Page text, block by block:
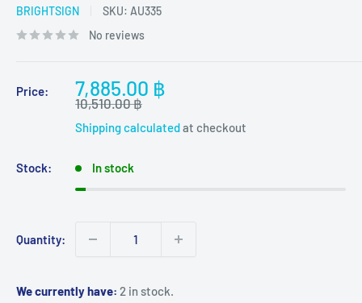
BRIGHTSIGN SKU: AU335
No reviews
Price:
Sale
price
7,885.00 ฿
Regular
10,510.00 ฿
Shipping calculatedat checkout
Stock: In stock
Quantity:
We currently have: 2 in stock.